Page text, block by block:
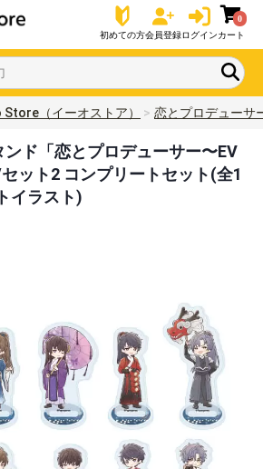
初めての方会員登録ログイン
0
カート
（イーオストア） 恋とプロデューサ
ド「恋とプロデューサー〜EV
ット2 コンプリートセット(全1
イラスト)